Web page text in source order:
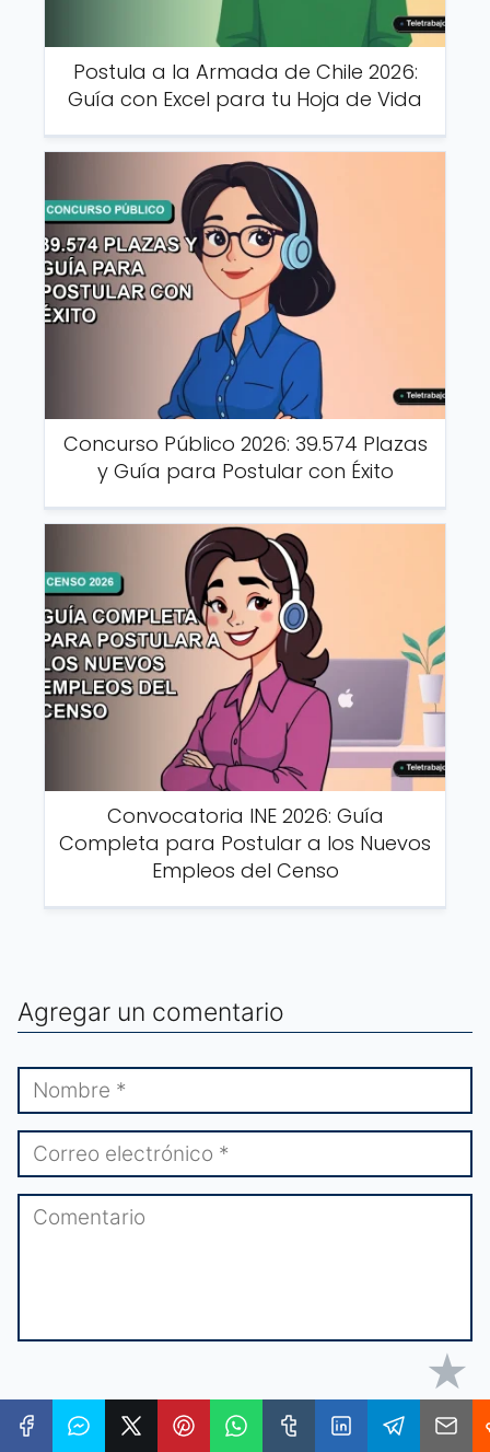
Postula a la Armada de Chile 2026:
Guía con Excel para tu Hoja de Vida
Concurso Público 2026: 39.574 Plazas
y Guía para Postular con Éxito
Convocatoria INE 2026: Guía
Completa para Postular a los Nuevos
Empleos del Censo
Agregar un comentario
★
★